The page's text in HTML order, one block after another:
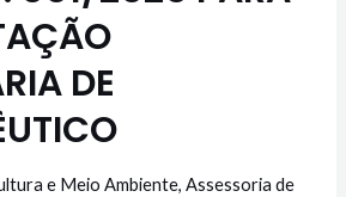
DE
e Meio Ambiente,Assessoria de